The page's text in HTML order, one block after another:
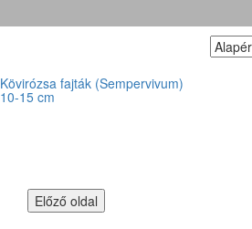
Kövirózsa fajták (Sempervivum)
10-15 cm